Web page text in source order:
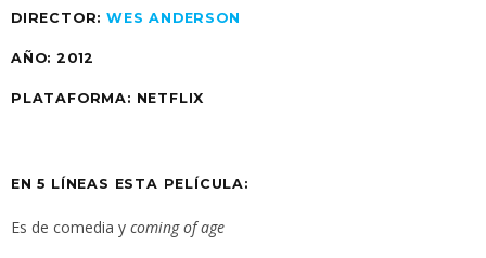
DIRECTOR:WES ANDERSON
AÑO: 2012
PLATAFORMA: NETFLIX
EN 5 LÍNEAS ESTA PELÍCULA:
Es de comedia y coming of age